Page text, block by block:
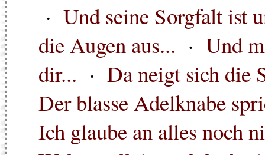
· Und seine Sorgfalt ist
die Augen aus... · Und
dir... · Da neigt sich die
Der blasse Adelknabe
Ich glaube an alles noch